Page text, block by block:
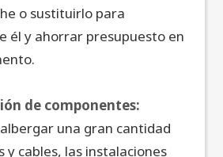
o sustituirlo para
él y ahorrar presupuesto en
de componentes:
una gran cantidad
y cables, las instalaciones